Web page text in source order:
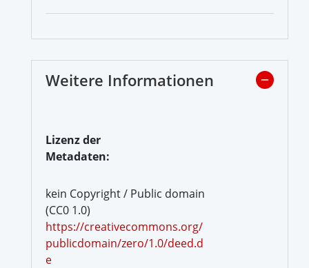
Weitere Informationen
Lizenz der
Metadaten:
kein Copyright / Public domain
(CC0 1.0)
https://creativecommons.org/
publicdomain/zero/1.0/deed.d
e